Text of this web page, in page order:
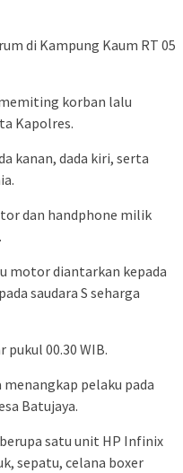
di Kampung Kaum RT 05
korban lalu
Kapolres.
kanan, dada kiri, serta
dan handphone milik
motor diantarkan kepada
saudara S seharga
00.30 WIB.
pelaku pada
Batujaya.
satu unit HP Infinix
sepatu, celana boxer